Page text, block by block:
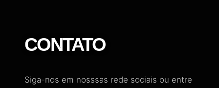
CONTATO
Siga-nos em nosssas rede sociais ou entre